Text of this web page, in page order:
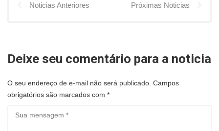
Noticias Anteriores Próximas Noticias
Deixe seu comentário para a noticia
O seu endereço de e-mail não será publicado. Campos
obrigatórios são marcados com *